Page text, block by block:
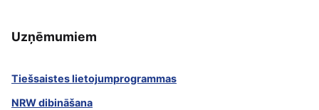
Uzņēmumiem
Tiešsaistes lietojumprogrammas
NRW dibināšana